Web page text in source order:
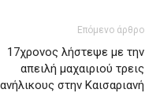
Επόμενο άρθρο
17χρονος λήστεψε με την
απειλή μαχαιριού τρεις
ανήλικους στην Καισαριανή